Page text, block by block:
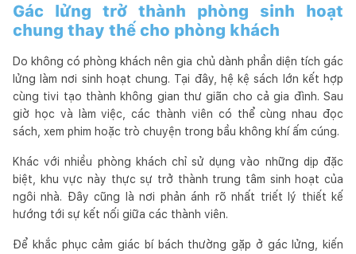
Gác lửng trở thành phòng sinh hoạt
chung thay thế cho phòng khách
Do không có phòng khách nên gia chủ dành phần diện tích gác
lửng làm nơi sinh hoạt chung. Tại đây, hệ kệ sách lớn kết hợp
cùng tivi tạo thành không gian thư giãn cho cả gia đình. Sau
giờ học và làm việc, các thành viên có thể cùng nhau đọc
sách, xem phim hoặc trò chuyện trong bầu không khí ấm cúng.
Khác với nhiều phòng khách chỉ sử dụng vào những dịp đặc
biệt, khu vực này thực sự trở thành trung tâm sinh hoạt của
ngôi nhà. Đây cũng là nơi phản ánh rõ nhất triết lý thiết kế
hướng tới sự kết nối giữa các thành viên.
Để khắc phục cảm giác bí bách thường gặp ở gác lửng, kiến